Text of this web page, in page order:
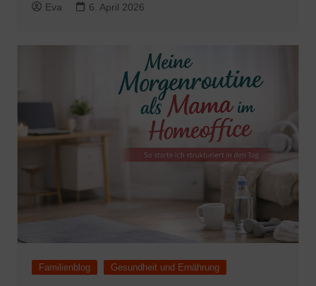
Eva 6. April 2026
Familienblog Gesundheit und Ernährung